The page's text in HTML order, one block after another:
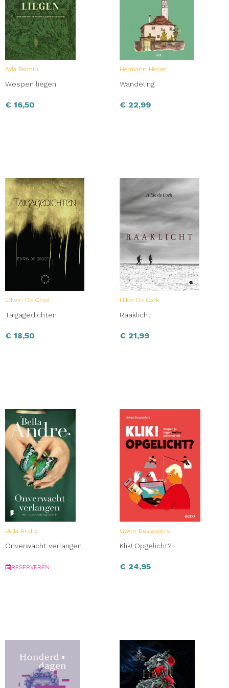
Ayla Fermin
Wespen liegen
€ 16,50
Hermann Hesse
Wandeling
€ 22,99
Edwin De Groot
Taigagedichten
€ 18,50
Hilde De Cock
Raaklicht
€ 21,99
Bella Andre
Onverwacht verlangen
RESERVEREN
Gwen Busseniers
Klik! Opgelicht?
€ 24,95